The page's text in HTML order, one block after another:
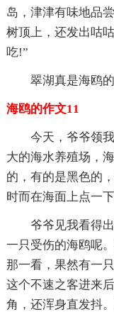
岛，津津有味地品
树顶上，还发出咕
吃!”
翠湖真是海鸥
海鸥的作文11
今天，爷爷领
大的海水养殖场，
的，有的是黑色的
时而在海面上点一
爷爷见我看得
一只受伤的海鸥呢
那一看，果然有一
这个不速之客进来
角，还浑身直发抖